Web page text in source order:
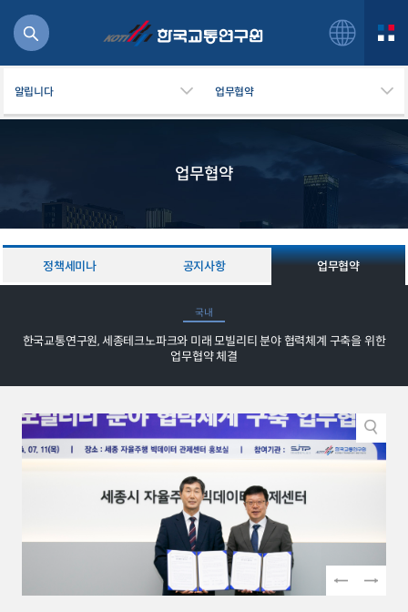
업무협약
알립니다 업무협약
정책세미나 공지사항 업무협약
국내
한국교통연구원, 세종테크노파크와 미래 모빌리티 분야 협력체계 구축을 위한
업무협약 체결
용
2024년 국가교통조사 및 분석
요약보고서
여객통행량
통행발생모형
사회경제지표
2024 생활물류 서비스 보
소화물배송대행
2025.09.30